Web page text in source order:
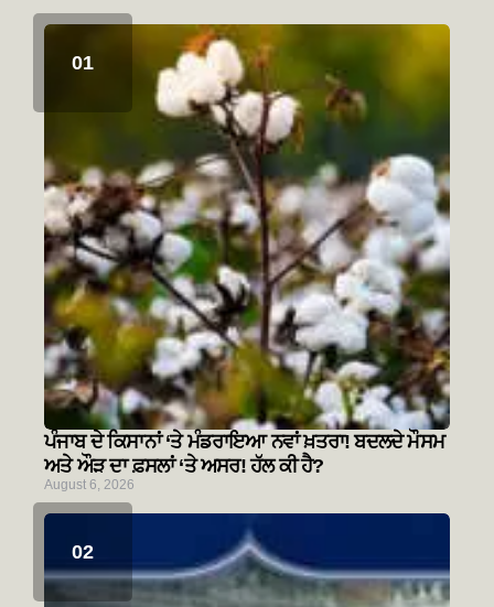
ਪੰਜਾਬ ਦੇ ਕਿਸਾਨਾਂ ‘ਤੇ ਮੰਡਰਾਇਆ ਨਵਾਂ ਖ਼ਤਰਾ! ਬਦਲਦੇ ਮੌਸਮ
ਅਤੇ ਔੜ ਦਾ ਫ਼ਸਲਾਂ ‘ਤੇ ਅਸਰ! ਹੱਲ ਕੀ ਹੈ?
August 6, 2026